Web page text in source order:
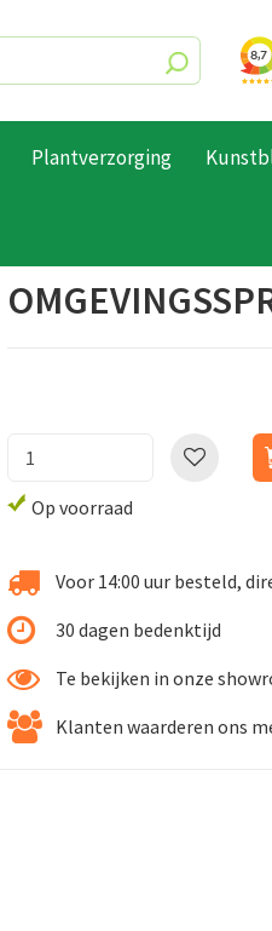
Plantverzorging
Op voorraad
Voor 14:00 uur besteld,
30 dagen bedenktijd
Te bekijken in onze
Klanten waarderen ons